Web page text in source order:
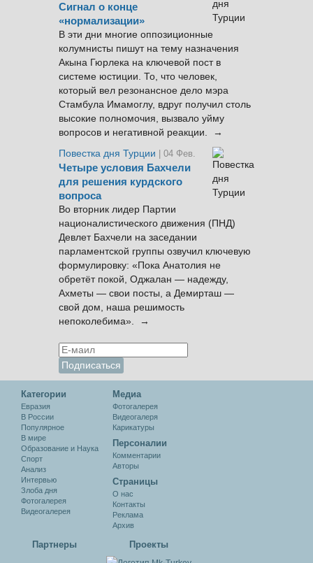
Сигнал о конце
«нормализации»
В эти дни многие оппозиционные
колумнисты пишут на тему назначения
Акына Гюрлека на ключевой пост в
системе юстиции. То, что человек,
который вел резонансное дело мэра
Стамбула Имамоглу, вдруг получил столь
высокие полномочия, вызвало уйму
вопросов и негативной реакции. →
Повестка дня Турции
| 04 Фев.
Четыре условия Бахчели
для решения курдского
вопроса
Во вторник лидер Партии
националистического движения (ПНД)
Девлет Бахчели на заседании
парламентской группы озвучил ключевую
формулировку: «Пока Анатолия не
обретёт покой, Оджалан — надежду,
Ахметы — свои посты, а Демирташ —
свой дом, наша решимость
непоколебима». →
Категории
Евразия
В России
Популярное
В мире
Образование и Наука
Спорт
Анализ
Интервью
Злоба дня
Фотогалерея
Видеогалерея
Медиа
Фотогалерея
Видеогалеря
Карикатуры
Персоналии
Комментарии
Авторы
Cтраницы
О нас
Контакты
Реклама
Архив
Партнеры Проекты